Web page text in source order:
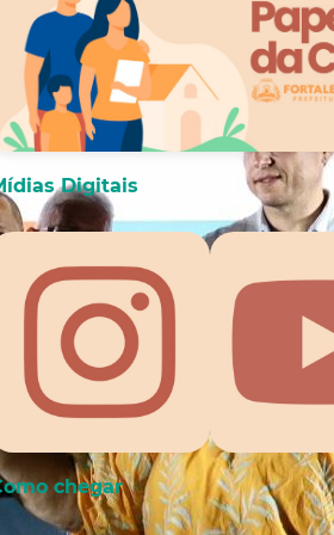
Digitais
chegar